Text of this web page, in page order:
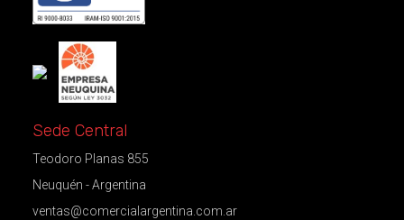
Sede Central
Teodoro Planas 855
Neuquén - Argentina
ventas@comercialargentina.com.ar